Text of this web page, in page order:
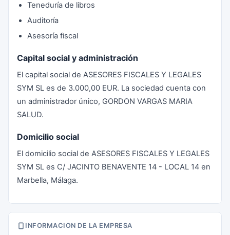
Teneduría de libros
Auditoría
Asesoría fiscal
Capital social y administración
El capital social de ASESORES FISCALES Y LEGALES
SYM SL es de 3.000,00 EUR. La sociedad cuenta con
un administrador único, GORDON VARGAS MARIA
SALUD.
Domicilio social
El domicilio social de ASESORES FISCALES Y LEGALES
SYM SL es C/ JACINTO BENAVENTE 14 - LOCAL 14 en
Marbella, Málaga.
INFORMACION DE LA EMPRESA